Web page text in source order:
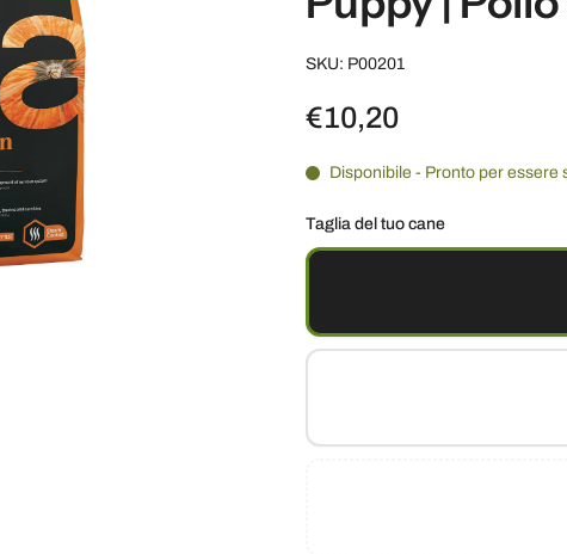
SKU: P00201
€10,20
Disponibile - Pronto per essere
Taglia del tuo cane